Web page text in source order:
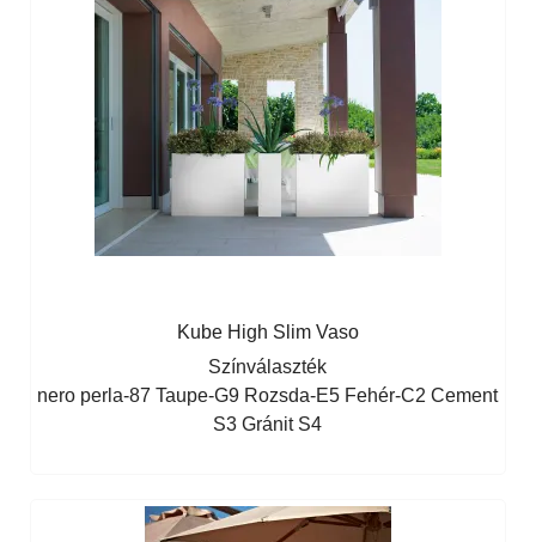
Kube High Slim Vaso
Színválaszték
nero perla-87Taupe-G9 Rozsda-E5 Fehér-C2Cement
S3Gránit S4